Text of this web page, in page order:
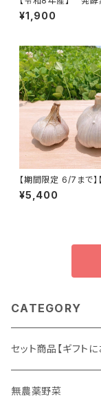
く 120ｇ（1袋） ※農
肥料不使用 ※天然
ド】
¥1,900
【期間限定 6/7まで】
心・皮ごと安心のにん
期間中農薬・化学肥
¥5,400
CATEGORY
セット商品【ギフトに
ギフト
無農薬野菜